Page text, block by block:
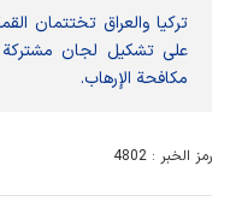
تركيا والعراق تختتمان
على تشكيل لجان
مكافحة الإرهاب.
رمز الخبر : 4802